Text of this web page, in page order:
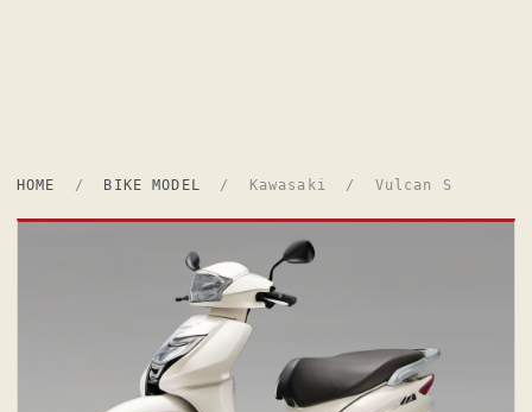
HOME / BIKE MODEL / Kawasaki / Vulcan S